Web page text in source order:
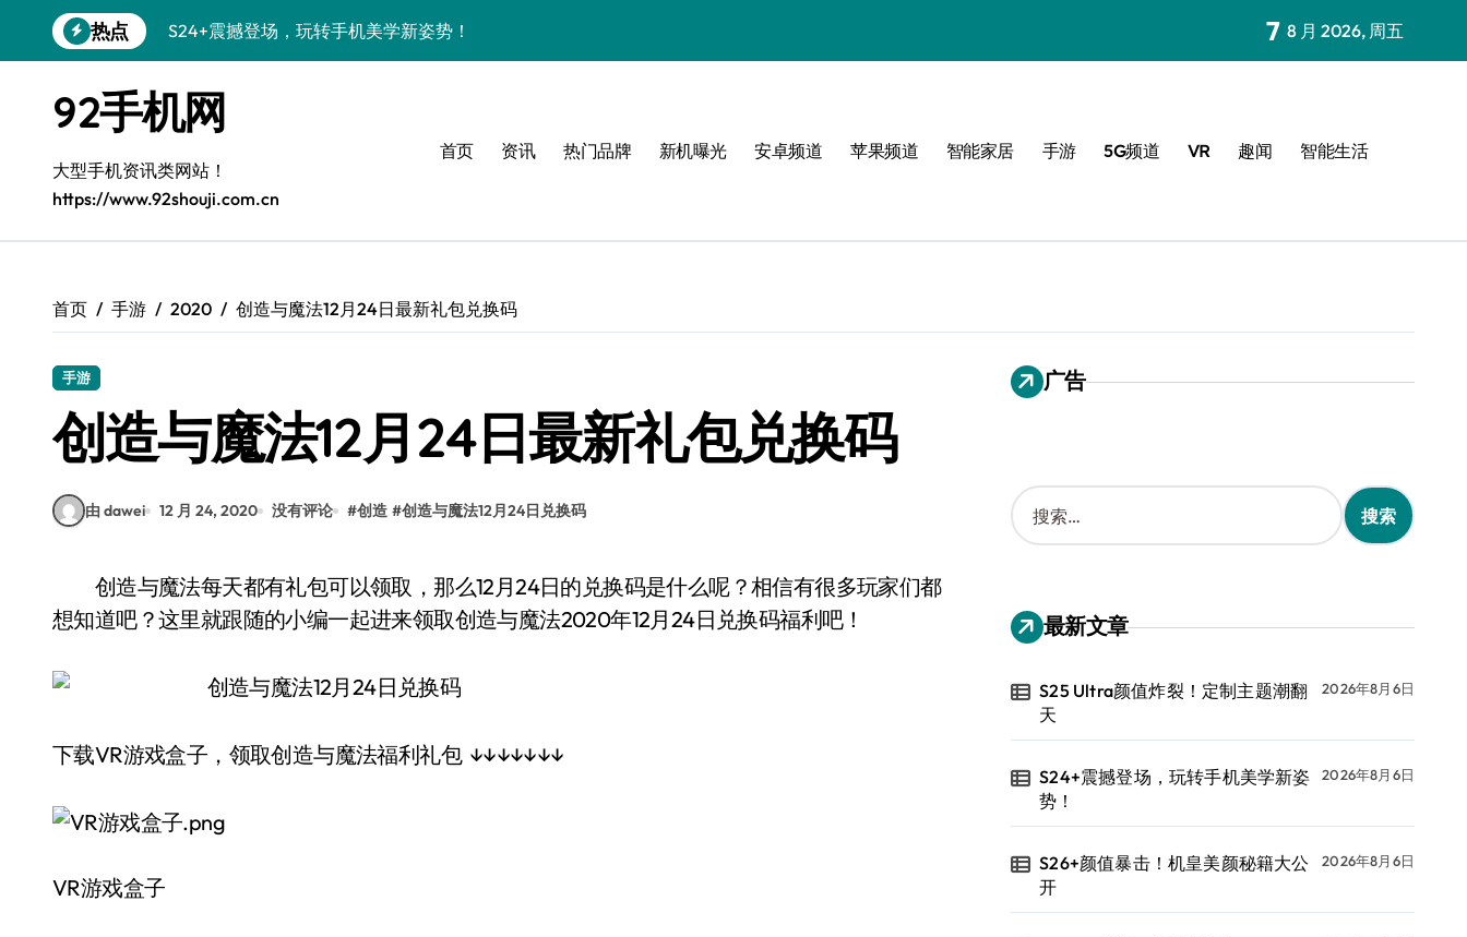
到
热点
S24+震撼登场，玩转手机美学新姿势！
A56 5G登场，潮玩新定义！
三星S26上头！个性潮玩美到炸裂
S25潮改指南：个性定制，酷到没朋友！
Galaxy C55 5G潮定新定义
Galaxy Z Flip6：折叠潮流，秒杀全场
S25 Ultra颜值炸裂！定制主题潮翻天
7 8 月 2026, 周五
92手机网
大型手机资讯类网站！
https://www.92shouji.com.cn
首页 资讯 热门品牌 新机曝光 安卓频道 苹果频道 智能家居 手游 5G频道 VR 趣闻 智能生活
首页 手游 2020 创造与魔法12月24日最新礼包兑换码
手游
创造与魔法12月24日最新礼包兑换码
由 dawei 12 月 24, 2020 没有评论 #创造 #创造与魔法12月24日兑换码
创造与魔法每天都有礼包可以领取，那么12月24日的兑换码是什么呢？相信有很多玩家们都
想知道吧？这里就跟随的小编一起进来领取创造与魔法2020年12月24日兑换码福利吧！
下载VR游戏盒子，领取创造与魔法福利礼包 ↓↓↓↓↓↓↓
VR游戏盒子
广告
搜
索
：
最新文章
S25 Ultra颜值炸裂！定制主题潮翻
天
2026年8月6日
S24+震撼登场，玩转手机美学新姿
势！
2026年8月6日
S26+颜值暴击！机皇美颜秘籍大公
开
2026年8月6日